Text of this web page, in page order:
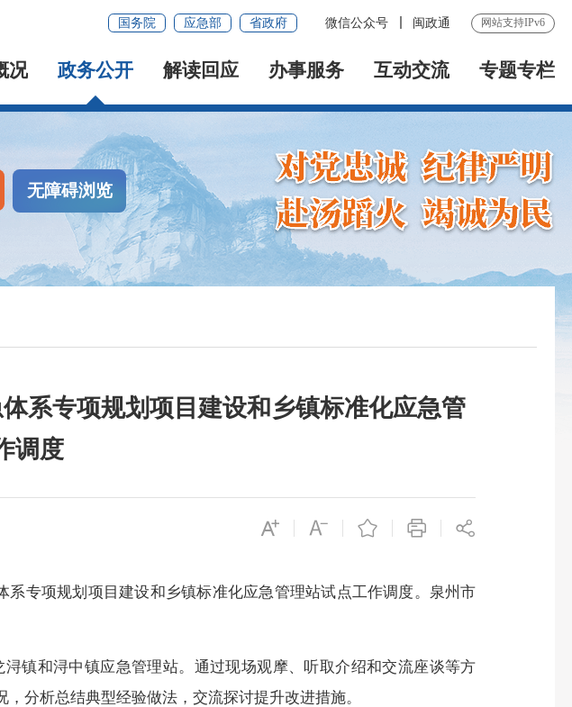
国务院 应急部 省政府 微信公众号 闽政通 网站支持IPv6
况 政务公开 解读回应 办事服务 互动交流 专题专栏
无障碍浏览
系专项规划项目建设和乡镇标准化应急管
调度
专项规划项目建设和乡镇标准化应急管理站试点工作调度。泉州市
镇和浔中镇应急管理站。通过现场观摩、听取介绍和交流座谈等方
分析总结典型经验做法，交流探讨提升改进措施。